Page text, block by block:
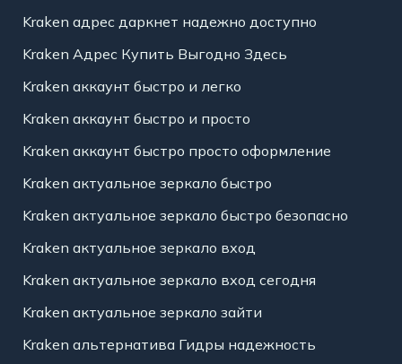
Kraken адрес даркнет надежно доступно
Kraken Адрес Купить Выгодно Здесь
Kraken аккаунт быстро и легко
Kraken аккаунт быстро и просто
Kraken аккаунт быстро просто оформление
Kraken актуальное зеркало быстро
Kraken актуальное зеркало быстро безопасно
Kraken актуальное зеркало вход
Kraken актуальное зеркало вход сегодня
Kraken актуальное зеркало зайти
Kraken альтернатива Гидры надежность